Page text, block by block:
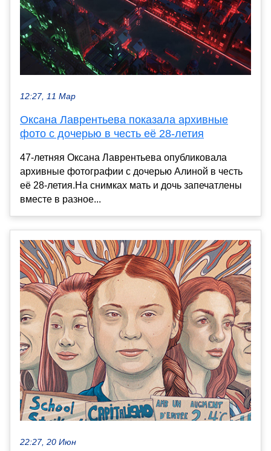
12:27, 11 Мар
Оксана Лаврентьева показала архивные
фото с дочерью в честь её 28-летия
47-летняя Оксана Лаврентьева опубликовала
архивные фотографии с дочерью Алиной в честь
её 28-летия.На снимках мать и дочь запечатлены
вместе в разное...
22:27, 20 Июн